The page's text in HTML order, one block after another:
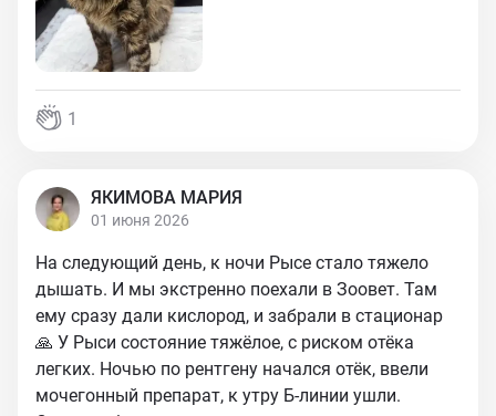
1
ЯКИМОВА МАРИЯ
01 июня 2026
На следующий день, к ночи Рысе стало тяжело
дышать. И мы экстренно поехали в Зоовет. Там
ему сразу дали кислород, и забрали в стационар
🙏 У Рыси состояние тяжёлое, с риском отёка
легких. Ночью по рентгену начался отёк, ввели
мочегонный препарат, к утру Б-линии ушли.